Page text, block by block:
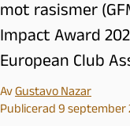
mot rasismer
Impact Award
European Club
AvGustavo Nazar
Publicerad 9 september